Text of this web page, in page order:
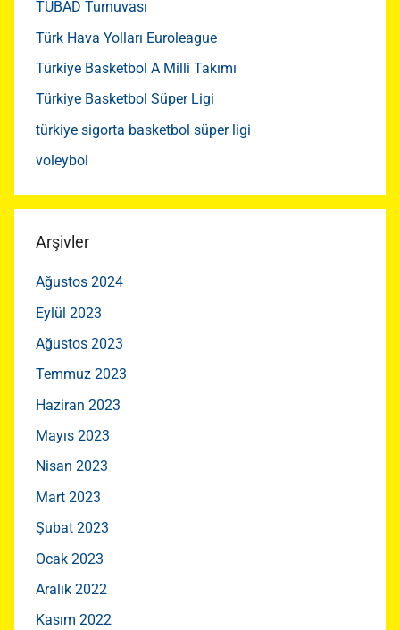
TÜBAD Turnuvası
Türk Hava Yolları Euroleague
Türkiye Basketbol A Milli Takımı
Türkiye Basketbol Süper Ligi
türkiye sigorta basketbol süper ligi
voleybol
Arşivler
Ağustos 2024
Eylül 2023
Ağustos 2023
Temmuz 2023
Haziran 2023
Mayıs 2023
Nisan 2023
Mart 2023
Şubat 2023
Ocak 2023
Aralık 2022
Kasım 2022